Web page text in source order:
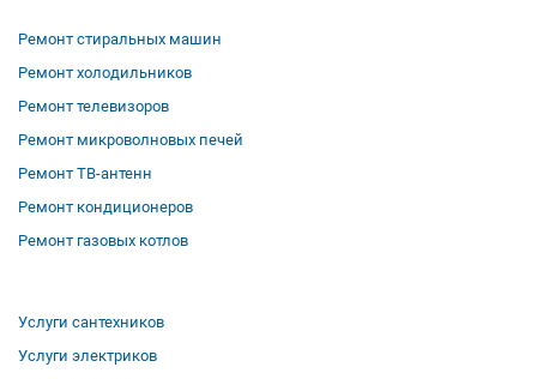
Ремонт стиральных машин
Ремонт холодильников
Ремонт телевизоров
Ремонт микроволновых печей
Ремонт ТВ-антенн
Ремонт кондиционеров
Ремонт газовых котлов
Услуги сантехников
Услуги электриков